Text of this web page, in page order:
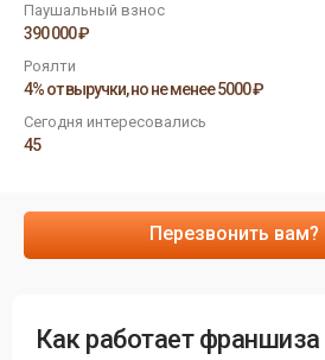
Паушальный взнос
390 000 ₽
Роялти
4% от выручки, но не менее 5000 ₽
Сегодня интересовались
45
Перезвонить вам?
Как работает франшиза